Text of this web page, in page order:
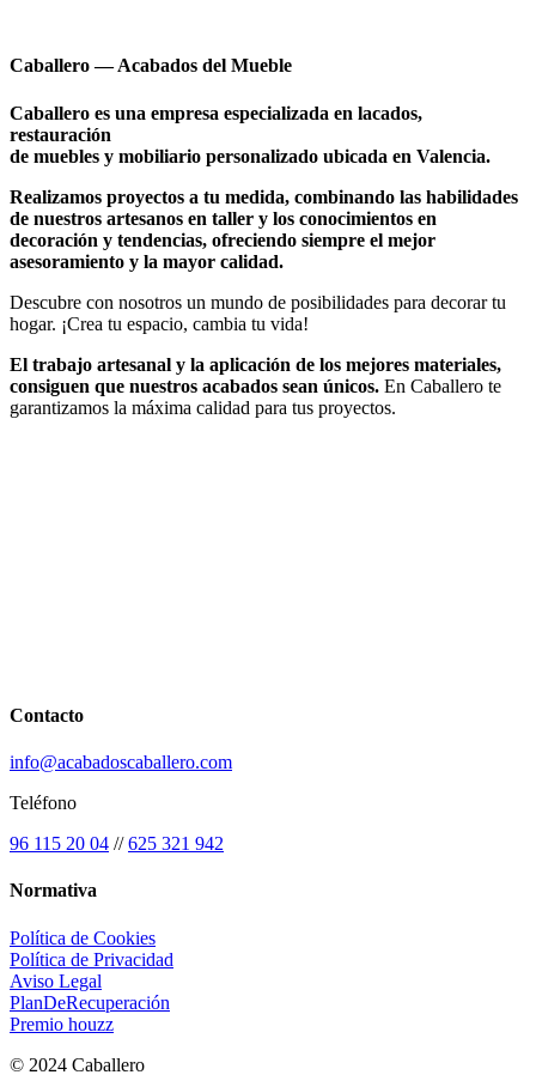
Caballero — Acabados del Mueble
Caballero es una empresa especializada en lacados,
restauración
de muebles y mobiliario personalizado ubicada en Valencia.
Realizamos proyectos a tu medida, combinando las habilidades
de nuestros artesanos en taller y los conocimientos en
decoración y tendencias, ofreciendo siempre el mejor
asesoramiento y la mayor calidad.
Descubre con nosotros un mundo de posibilidades para decorar tu
hogar. ¡Crea tu espacio, cambia tu vida!
El trabajo artesanal y la aplicación de los mejores materiales,
consiguen que nuestros acabados sean únicos. En Caballero te
garantizamos la máxima calidad para tus proyectos.
Contacto
info@acabadoscaballero.com
Teléfono
96 115 20 04 //625 321 942
Normativa
Política de Cookies
Política de Privacidad
Aviso Legal
PlanDeRecuperación
Premio houzz
© 2024 Caballero